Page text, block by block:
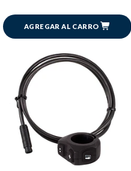
AGREGAR AL CARRO